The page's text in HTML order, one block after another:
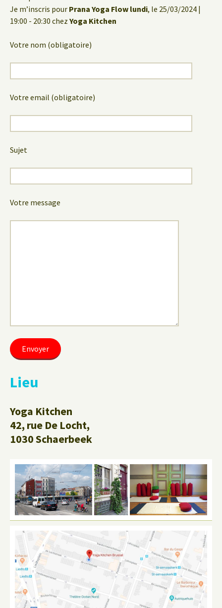
Je m’inscris pour Prana Yoga Flow lundi, le 25/03/2024 |
19:00 - 20:30 chez Yoga Kitchen
Votre nom (obligatoire)
Votre email (obligatoire)
Sujet
Votre message
Lieu
Yoga Kitchen
42, rue De Locht,
1030 Schaerbeek